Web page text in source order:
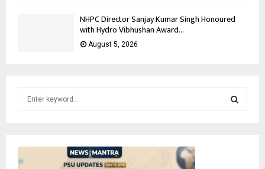
NHPC Director Sanjay Kumar Singh Honoured
with Hydro Vibhushan Award...
August 5, 2026